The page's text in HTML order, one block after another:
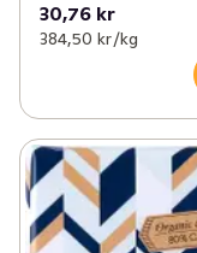
30,76 kr
384,50 kr /kg